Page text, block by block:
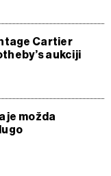
Cartier
aukciji
je možda